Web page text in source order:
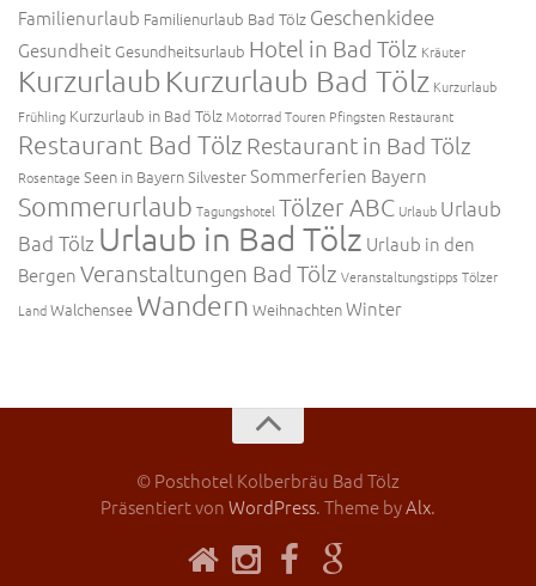
Familienurlaub Familienurlaub Bad Tölz Geschenkidee
Gesundheit Gesundheitsurlaub Hotel in Bad Tölz Kräuter
Kurzurlaub Kurzurlaub Bad Tölz Kurzurlaub
Frühling Kurzurlaub in Bad Tölz Motorrad Touren Pfingsten Restaurant
Restaurant Bad Tölz Restaurant in Bad Tölz
RosentageSeen in BayernSilvesterSommerferien Bayern
Sommerurlaub Tagungshotel Tölzer ABC Urlaub Urlaub
Bad Tölz Urlaub in Bad Tölz Urlaub in den
BergenVeranstaltungen Bad Tölz Veranstaltungstipps Tölzer
LandWalchensee Wandern WeihnachtenWinter
© Posthotel Kolberbräu Bad Tölz
Präsentiert vonWordPress. Theme byAlx.